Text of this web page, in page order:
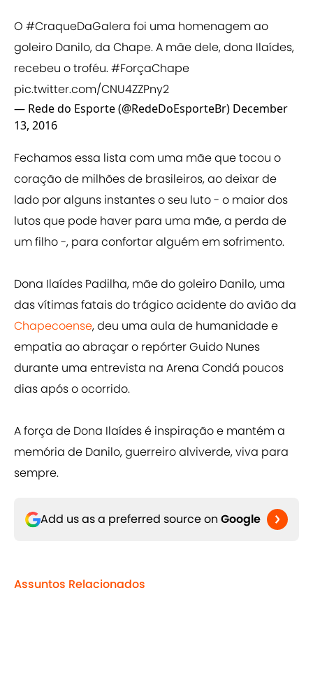
O #CraqueDaGalera foi uma homenagem ao
goleiro Danilo, da Chape. A mãe dele, dona Ilaídes,
recebeu o troféu.#ForçaChape
pic.twitter.com/CNU4ZZPny2
— Rede do Esporte (@RedeDoEsporteBr) December
13, 2016
Fechamos essa lista com uma mãe que tocou o
coração de milhões de brasileiros, ao deixar de
lado por alguns instantes o seu luto - o maior dos
lutos que pode haver para uma mãe, a perda de
um filho -, para confortar alguém em sofrimento.
Dona Ilaídes Padilha, mãe do goleiro Danilo, uma
das vítimas fatais do trágico acidente do avião da
Chapecoense, deu uma aula de humanidade e
empatia ao abraçar o repórter Guido Nunes
durante uma entrevista na Arena Condá poucos
dias após o ocorrido.
A força de Dona Ilaídes é inspiração e mantém a
memória de Danilo, guerreiro alviverde, viva para
sempre.
Add us as a preferred source on Google
Assuntos Relacionados